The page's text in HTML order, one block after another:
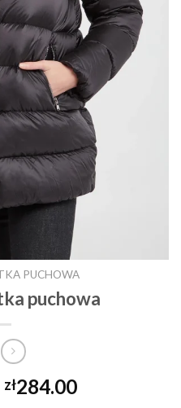
PUCHOWA
puchowa
zł284.00